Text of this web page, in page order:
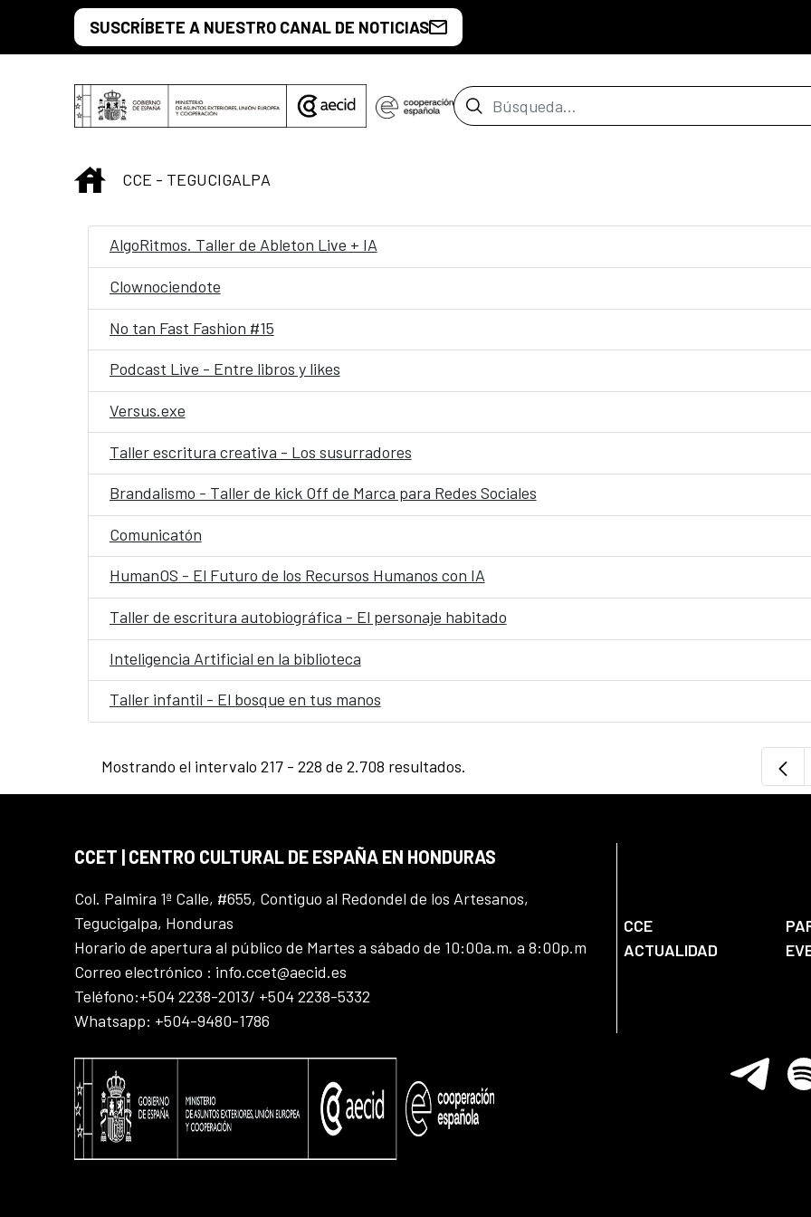
Saltar al contenido principal
SUSCRÍBETE A NUESTRO CANAL DE NOTICIAS
Barra de búsqueda
INICIO
CCE - TEGUCIGALPA
AlgoRitmos. Taller de Ableton Live + IA
Clownociendote
No tan Fast Fashion #15
Podcast Live - Entre libros y likes
Versus.exe
Taller escritura creativa - Los susurradores
Brandalismo - Taller de kick Off de Marca para Redes Sociales
Comunicatón
HumanOS - El Futuro de los Recursos Humanos con IA
Taller de escritura autobiográfica - El personaje habitado
Inteligencia Artificial en la biblioteca
Taller infantil - El bosque en tus manos
Mostrando el intervalo 217 - 228 de 2.708 resultados.
CCET | CENTRO CULTURAL DE ESPAÑA EN HONDURAS
Col. Palmira 1ª Calle, #655, Contiguo al Redondel de los Artesanos,
Tegucigalpa, Honduras
Horario de apertura al público de Martes a sábado de 10:00a.m. a 8:00p.m
Correo electrónico : info.ccet@aecid.es
Teléfono:+504 2238-2013/ +504 2238-5332
Whatsapp: +504-9480-1786
CCE
ACTUALIDAD
Telegram